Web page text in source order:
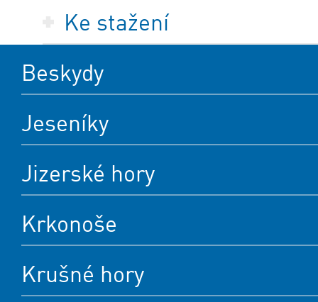
Ke stažení
Beskydy
Jeseníky
Jizerské hory
Krkonoše
Krušné hory